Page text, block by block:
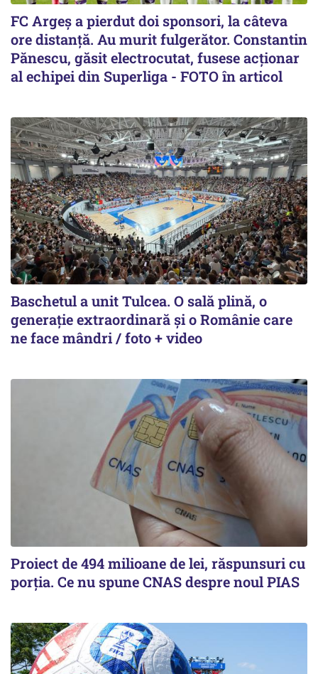
FC Argeș a pierdut doi sponsori, la câteva
ore distanță. Au murit fulgerător. Constantin
Pănescu, găsit electrocutat, fusese acționar
al echipei din Superliga - FOTO în articol
Baschetul a unit Tulcea. O sală plină, o
generație extraordinară și o Românie care
ne face mândri / foto + video
Proiect de 494 milioane de lei, răspunsuri cu
porția. Ce nu spune CNAS despre noul PIAS